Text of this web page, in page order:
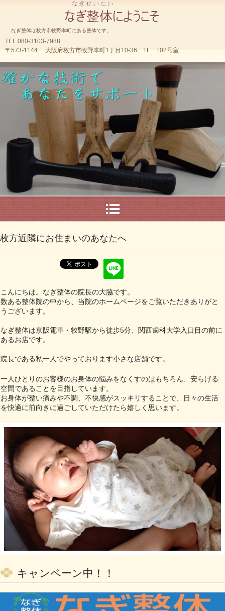
なぎ整体は枚方市牧野本町にある整体です。
TEL.080-3103-7988
〒573-1144 大阪府枚方市牧野本町1丁目10-36 1F 102号室
枚方近隣にお住まいのあなたへ
こんにちは。なぎ整体の院長の大脇です。
数ある整体院の中から、当院のホームページをご覧いただきありがと
うございます。
なぎ整体は京阪電車・牧野駅から徒歩5分、関西歯科大学入口目の前に
あるお店です。
院長である私一人でやっております小さな店舗です。
一人ひとりのお客様のお身体の悩みをなくすのはもちろん、安らげる
空間であることを目指しています。
お身体が整い痛みや不調、不快感がスッキリすることで、日々の生活
を快適に前向きに過ごしていただけたら嬉しく思います。
キャンペーン中！！